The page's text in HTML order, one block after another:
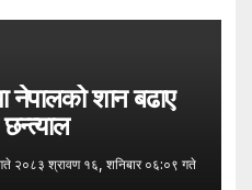
नेपालको शान बढाए
२०८३ श्रावण १६, शनिबार ०६:०९ गते